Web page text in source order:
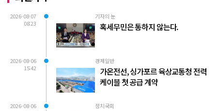
2026-08-07
08:23
기자의 눈
혹세무민은 통하지 않는다.
2026-08-06
15:42
경제일반
가온전선, 싱가포르 육상교통청 전력
케이블 첫 공급 계약
2026-08-06
정치국회